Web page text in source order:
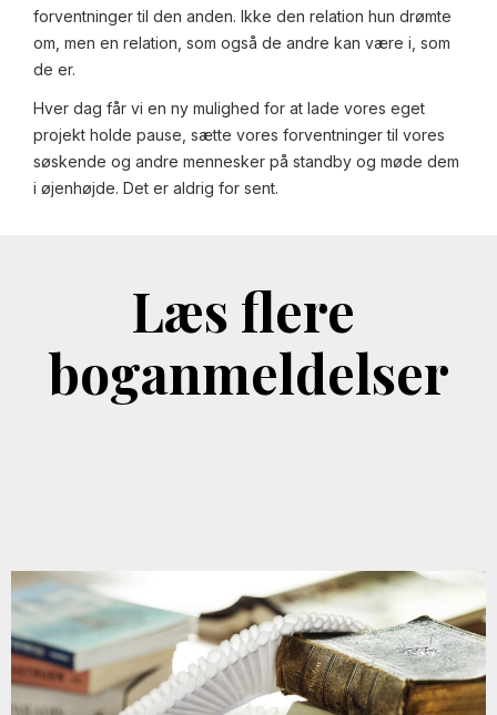
forventninger til den anden. Ikke den relation hun drømte
om, men en relation, som også de andre kan være i, som
de er.
Hver dag får vi en ny mulighed for at lade vores eget
projekt holde pause, sætte vores forventninger til vores
søskende og andre mennesker på standby og møde dem
i øjenhøjde. Det er aldrig for sent.
Læs flere
boganmeldelser